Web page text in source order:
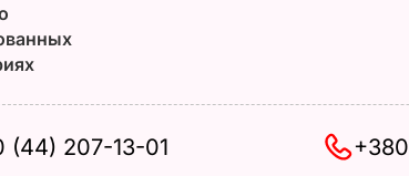
(44) 207-13-01